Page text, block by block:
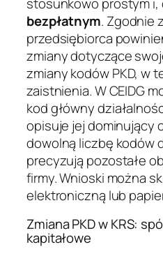
bezpłatnym. Zgodnie
przedsiębiorca
zmiany dotyczące
zmiany kodów PKD, w
zaistnienia. W CEIDG
kod główny
opisuje jej dominujący
dowolną liczbę kodów
precyzują pozostałe
firmy. Wnioski można
elektroniczną lub
Zmiana PKD w KRS:
kapitałowe